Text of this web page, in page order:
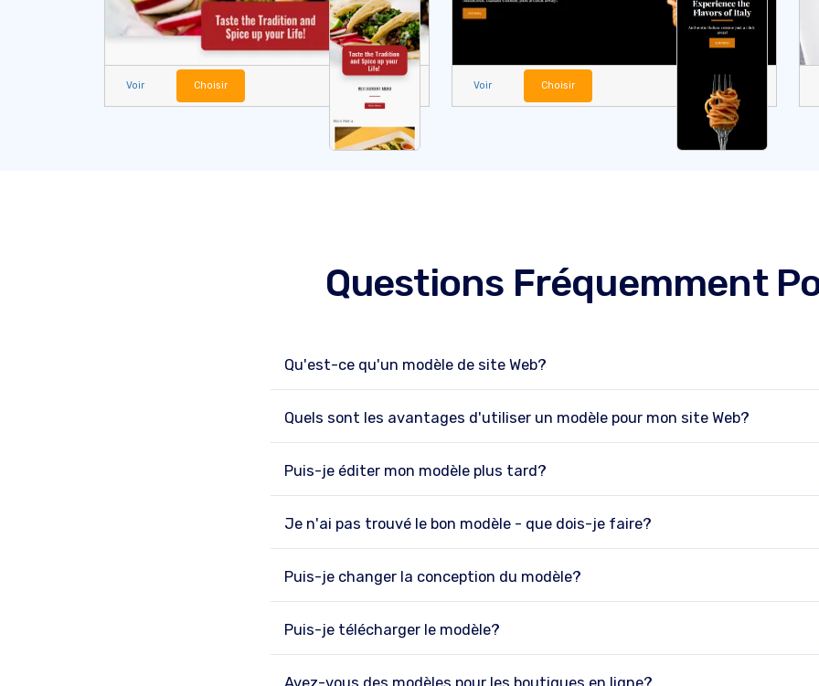
Voir Choisir Voir Choisir
Questions Fréquemment
Qu'est-ce qu'un modèle de site Web?
Quels sont les avantages d'utiliser un modèle pour mon site Web?
Puis-je éditer mon modèle plus tard?
Je n'ai pas trouvé le bon modèle - que dois-je faire?
Puis-je changer la conception du modèle?
Puis-je télécharger le modèle?